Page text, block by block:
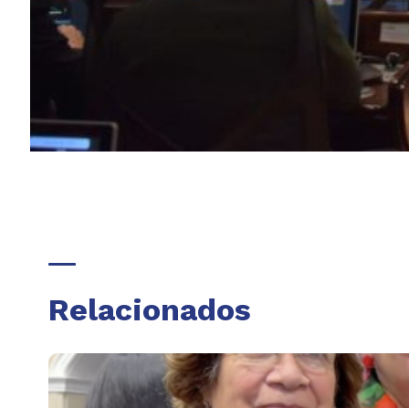
Relacionados